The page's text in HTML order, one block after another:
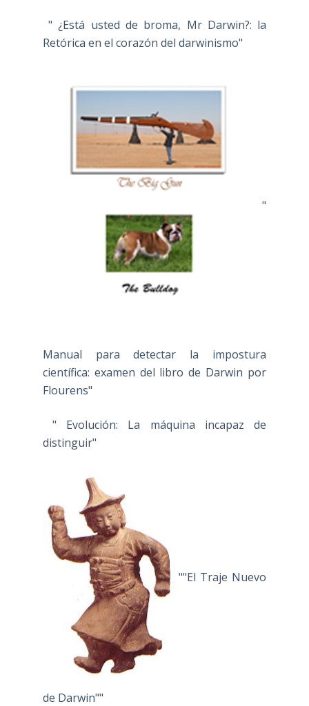
" ¿Está usted de broma, Mr Darwin?: la
Retórica en el corazón del darwinismo"
"
Manual para detectar la impostura
científica: examen del libro de Darwin por
Flourens"
" Evolución: La máquina incapaz de
distinguir"
""El Traje Nuevo
de Darwin""